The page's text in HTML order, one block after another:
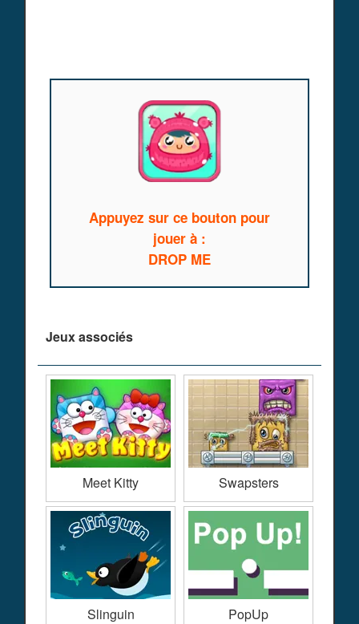
Appuyez sur ce bouton pour
jouer à :
DROP ME
Jeux associés
Meet Kitty Swapsters
Slinguin PopUp